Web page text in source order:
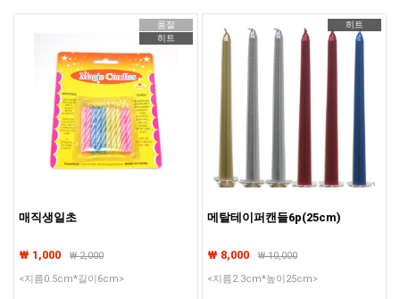
품절
히트
매직생일초
₩ 1,000 ₩2,000
<지름0.5cm*길이6cm>
히트
메탈테이퍼캔들6p(25cm)
₩ 8,000 ₩10,000
<지름2.3cm*높이25cm>